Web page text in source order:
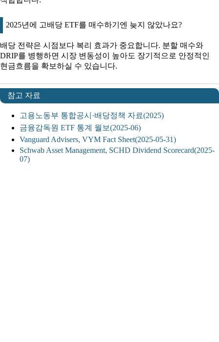
2025년에 고배당 ETF를 매수하기엔 늦지 않았나요?
배당 전략은 시점보다 복리 효과가 중요합니다. 분할 매수와
DRIP를 병행하면 시장 변동성이 높아도 장기적으로 안정적인
현금흐름을 확보하실 수 있습니다.
참고 자료
고용노동부 통합공시·배당정책 자료(2025)
금융감독원 ETF 통계 월보(2025-06)
Vanguard Advisers, VYM Fact Sheet(2025-05-31)
Schwab Asset Management, SCHD Dividend Scorecard(2025-
07)